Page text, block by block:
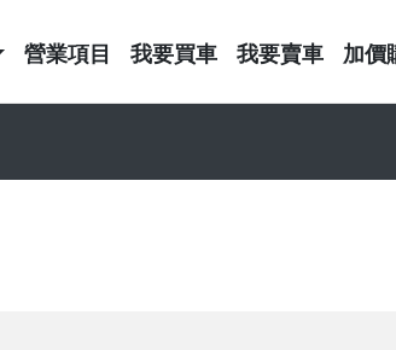
營業項目 我要買車 我要賣車 加價